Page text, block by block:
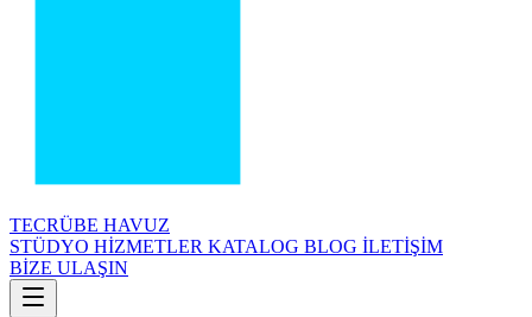
TECRÜBE HAVUZ
STÜDYO HİZMETLER KATALOG BLOG İLETİŞİM
BİZE ULAŞIN